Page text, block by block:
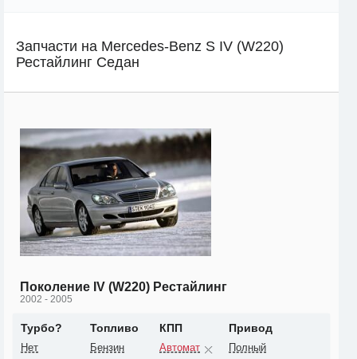
Запчасти на Mercedes-Benz S IV (W220)
Рестайлинг Седан
Поколение IV (W220) Рестайлинг
2002 - 2005
Турбо?
Нет
Топливо
Бензин
КПП
Автомат
Привод
Полный